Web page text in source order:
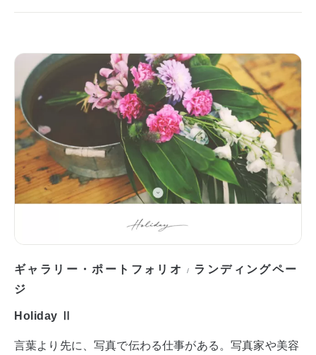
ギャラリー・ポートフォリオ / ランディングペー
ジ
Holiday Ⅱ
言葉より先に、写真で伝わる仕事がある。写真家や美容